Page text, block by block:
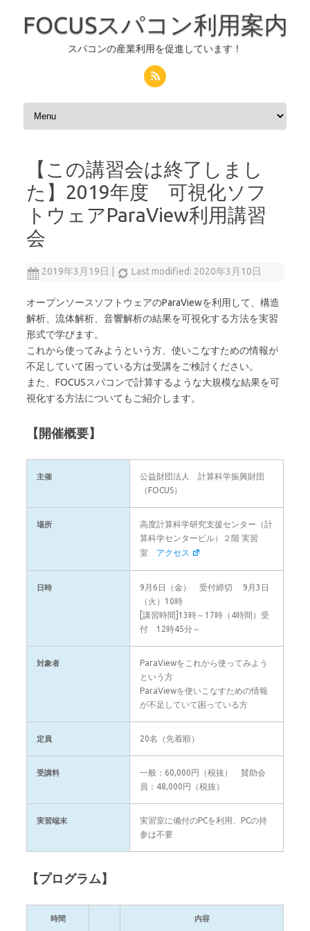
FOCUSスパコン利用案内
スパコンの産業利用を促進しています！
コンテンツへスキップ
【この講習会は終了しまし
た】2019年度 可視化ソフ
トウェアParaView利用講習
会
2019年3月19日 Last modified: 2020年3月10日
オープンソースソフトウェアのParaViewを利用して、構造
解析、流体解析、音響解析の結果を可視化する方法を実習
形式で学びます。
これから使ってみようという方、使いこなすための情報が
不足していて困っている方は受講をご検討ください。
また、FOCUSスパコンで計算するような大規模な結果を可
視化する方法についてもご紹介します。
【開催概要】
主催
公益財団法人 計算科学振興財団
（FOCUS）
場所
高度計算科学研究支援センター（計
算科学センタービル）２階 実習
室 アクセス
日時
9月6日（金） 受付締切 9月3日
（火）10時
[講習時間]13時～17時（4時間）受
付 12時45分～
対象者
ParaViewをこれから使ってみよう
という方
ParaViewを使いこなすための情報
が不足していて困っている方
定員 20名（先着順）
受講料
一般：60,000円（税抜） 賛助会
員：48,000円（税抜）
実習端末
実習室に備付のPCを利用、PCの持
参は不要
【プログラム】
時間 内容